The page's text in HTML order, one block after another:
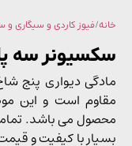
فیوز کاردی و سیگاری و سکسیونر
سه پل 51×14
است و این موضوع
می باشد. تمامی
با کیفیت و قیمت